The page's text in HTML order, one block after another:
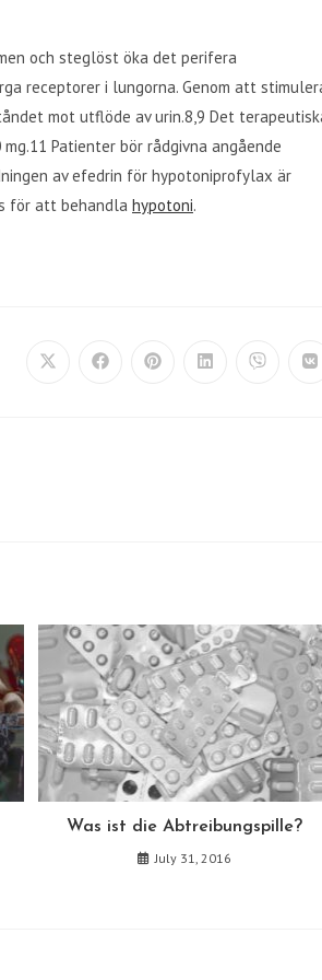
och steglöst öka det perifera
receptorer i lungorna. Genom att
mot utflöde av urin.8,9 Det
Patienter bör rådgivna angående
av efedrin för hypotoniprofylax är
för att behandla hypotoni.
Opens Opens Opens Opens Opens
Was ist die Abtreibungspille?
July 31, 2016